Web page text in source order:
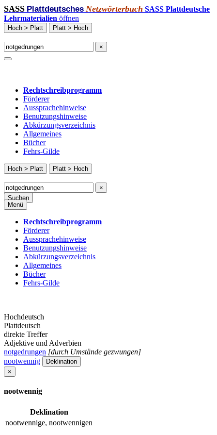
SASS Plattdeutsches Netzwörterbuch SASS Plattdeutsche
Lehrmaterialien öffnen
Hoch > Platt Platt > Hoch
×
Rechtschreibprogramm
Förderer
Aussprachehinweise
Benutzungshinweise
Abkürzungsverzeichnis
Allgemeines
Bücher
Fehrs-Gilde
Hoch > Platt Platt > Hoch
×
Suchen
Menü
Rechtschreibprogramm
Förderer
Aussprachehinweise
Benutzungshinweise
Abkürzungsverzeichnis
Allgemeines
Bücher
Fehrs-Gilde
Hochdeutsch
Plattdeutsch
direkte Treffer
Adjektive und Adverbien
notgedrungen [durch Umstände gezwungen]
nootwennig
Deklination
×
nootwennig
Deklination
nootwennige, nootwennigen